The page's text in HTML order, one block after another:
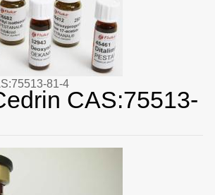
81-4
CAS:75513-